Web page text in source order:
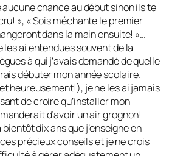
aucune chance au début sinon ils te
», « Sois méchante le premier
dans la main ensuite! »…
les ai entendues souvent de la
à qui j’avais demandé de quelle
débuter mon année scolaire.
heureusement!), je ne les ai jamais
de croire qu’installer mon
d’avoir un air grognon!
bientôt dix ans que j’enseigne en
précieux conseils et je ne crois